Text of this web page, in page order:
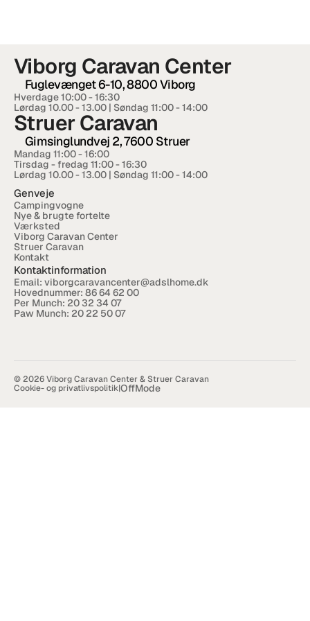
Careers
Docs
About
Join
Experts
Viborg Caravan Center
Fuglevænget 6-10, 8800 Viborg
Hverdage 10:00 - 16:30
Lørdag 10.00 - 13.00 | Søndag 11:00 - 14:00
Struer Caravan
Gimsinglundvej 2, 7600 Struer
Mandag 11:00 - 16:00
Tirsdag - fredag 11:00 - 16:30
Lørdag 10.00 - 13.00 | Søndag 11:00 - 14:00
Genveje
Campingvogne
Nye & brugte fortelte
Værksted
Viborg Caravan Center
Struer Caravan
Kontakt
Kontaktinformation
Email: viborgcaravancenter@adslhome.dk
Hovednummer: 86 64 62 00
Per Munch: 20 32 34 07
Paw Munch: 20 22 50 07
© 2026 Viborg Caravan Center & Struer Caravan
Cookie- og privatlivspolitik|OffMode